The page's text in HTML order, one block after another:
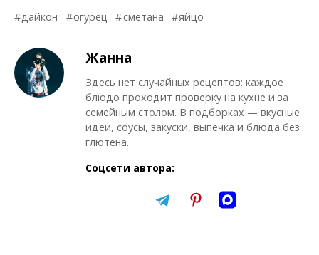
дайкон огурец сметана яйцо
Жанна
Здесь нет случайных рецептов: каждое
блюдо проходит проверку на кухне и за
семейным столом. В подборках — вкусные
идеи, соусы, закуски, выпечка и блюда без
глютена.
Соцсети автора: